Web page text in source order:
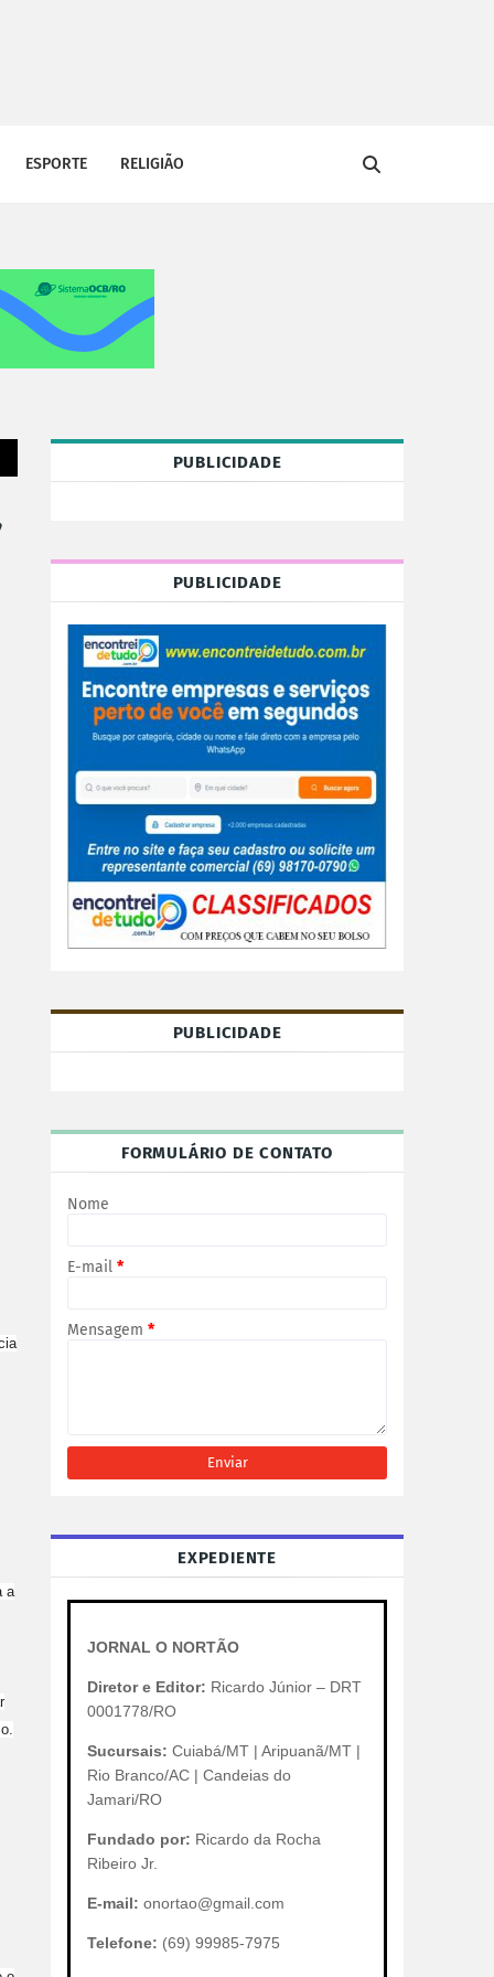
ESPORTE RELIGIÃO
a
PUBLICIDADE
PUBLICIDADE
PUBLICIDADE
FORMULÁRIO DE CONTATO
Nome
E-mail *
Mensagem *
EXPEDIENTE
JORNAL O NORTÃO
Diretor e Editor: Ricardo Júnior – DRT
0001778/RO
Sucursais: Cuiabá/MT | Aripuanã/MT |
Rio Branco/AC | Candeias do
Jamari/RO
Fundado por: Ricardo da Rocha
Ribeiro Jr.
E-mail: onortao@gmail.com
Telefone: (69) 99985-7975